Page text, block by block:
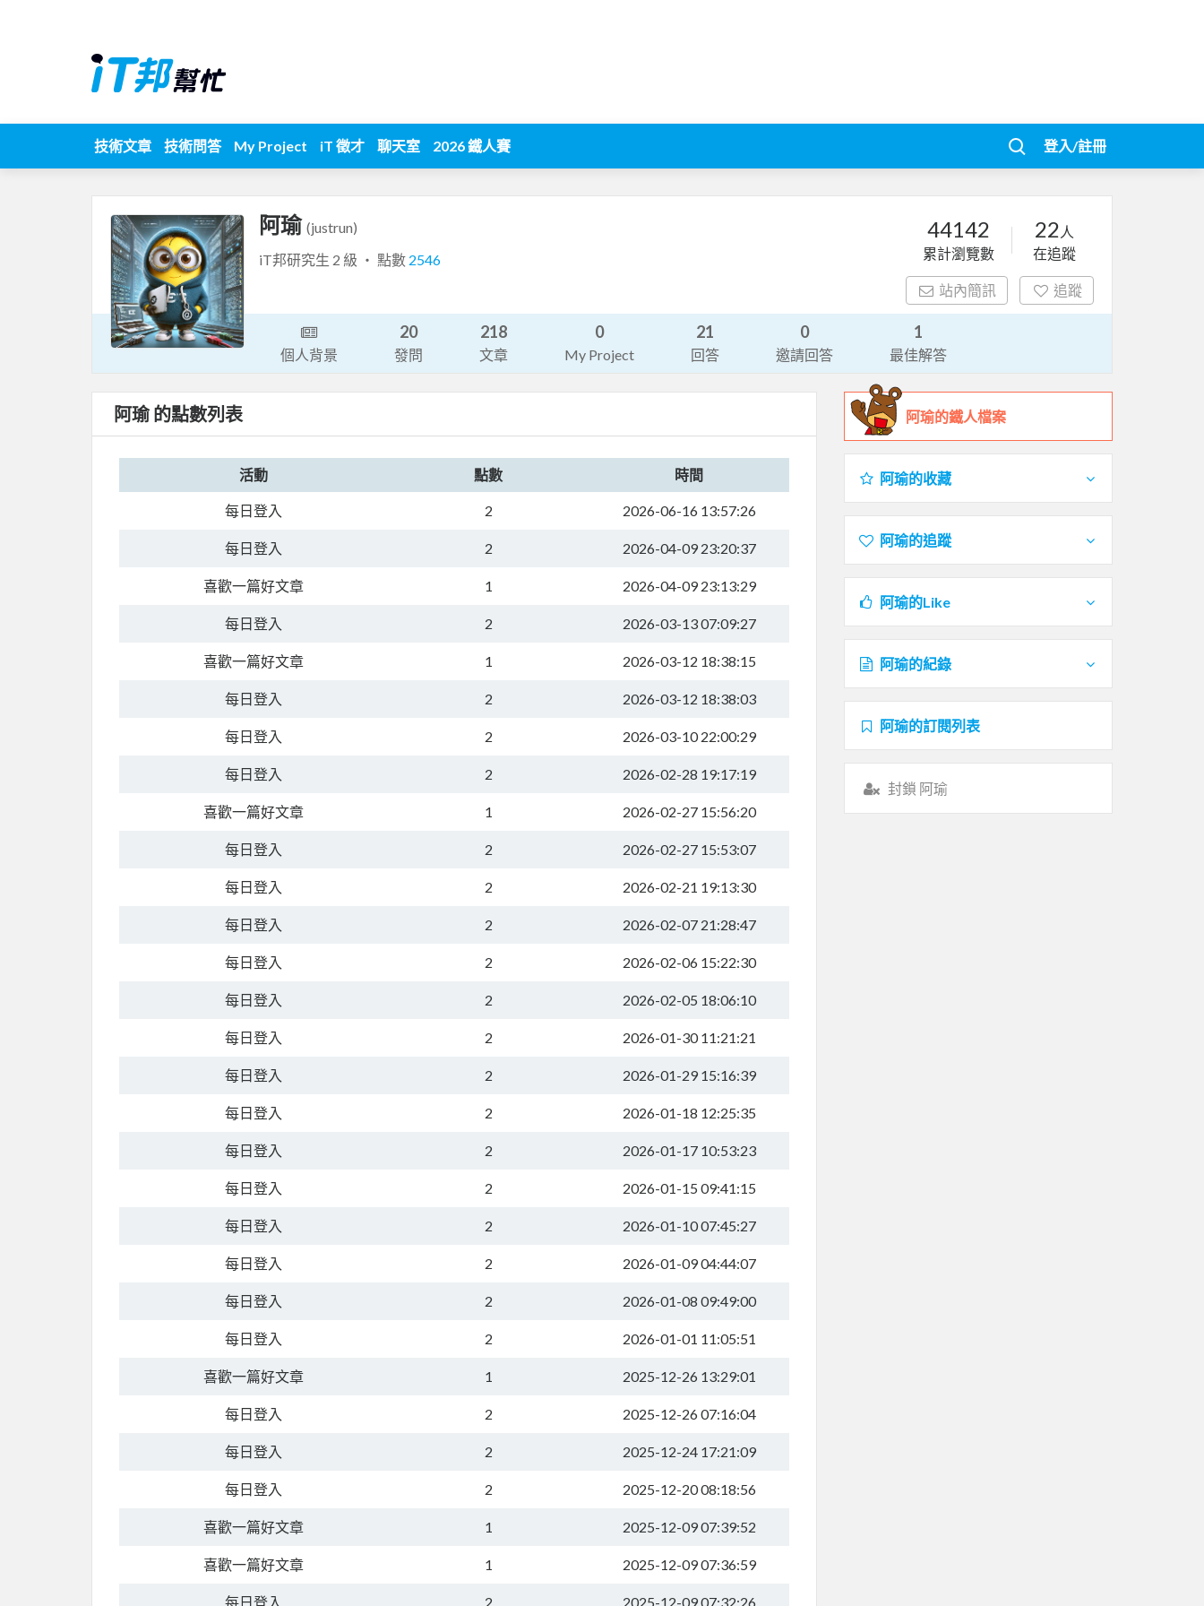
技術文章 技術問答 My Project iT 徵才 聊天室 2026 鐵人賽 登入/註冊
阿瑜 (justrun)
iT邦研究生 2 級 ‧ 點數 2546
44142
累計瀏覽數
22 人
在追蹤
站內簡訊 追蹤
個人背景
20
發問
218
文章
0
My Project
21
回答
0
邀請回答
1
最佳解答
阿瑜 的點數列表
活動 點數 時間
每日登入 2 2026-06-16 13:57:26
每日登入 2 2026-04-09 23:20:37
喜歡一篇好文章 1 2026-04-09 23:13:29
每日登入 2 2026-03-13 07:09:27
喜歡一篇好文章 1 2026-03-12 18:38:15
每日登入 2 2026-03-12 18:38:03
每日登入 2 2026-03-10 22:00:29
每日登入 2 2026-02-28 19:17:19
喜歡一篇好文章 1 2026-02-27 15:56:20
每日登入 2 2026-02-27 15:53:07
每日登入 2 2026-02-21 19:13:30
每日登入 2 2026-02-07 21:28:47
每日登入 2 2026-02-06 15:22:30
每日登入 2 2026-02-05 18:06:10
每日登入 2 2026-01-30 11:21:21
每日登入 2 2026-01-29 15:16:39
每日登入 2 2026-01-18 12:25:35
每日登入 2 2026-01-17 10:53:23
每日登入 2 2026-01-15 09:41:15
每日登入 2 2026-01-10 07:45:27
每日登入 2 2026-01-09 04:44:07
每日登入 2 2026-01-08 09:49:00
每日登入 2 2026-01-01 11:05:51
喜歡一篇好文章 1 2025-12-26 13:29:01
每日登入 2 2025-12-26 07:16:04
每日登入 2 2025-12-24 17:21:09
每日登入 2 2025-12-20 08:18:56
喜歡一篇好文章 1 2025-12-09 07:39:52
喜歡一篇好文章 1 2025-12-09 07:36:59
每日登入 2 2025-12-09 07:32:26
阿瑜的鐵人檔案
阿瑜的收藏
阿瑜的追蹤
阿瑜的Like
阿瑜的紀錄
阿瑜的訂閱列表
封鎖 阿瑜